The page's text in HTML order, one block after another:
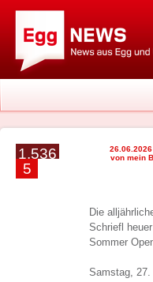
1.536
5
von mein
Die
Schriefl
Sommer
Samstag,